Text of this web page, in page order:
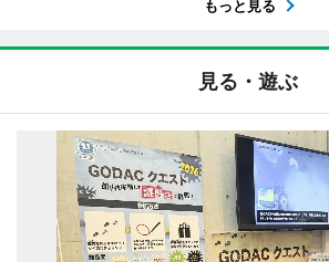
もっと見る
見る・遊ぶ